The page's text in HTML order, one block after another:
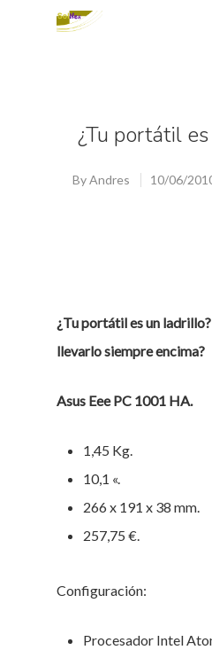
¿Tu portátil
ByAndres 10/06/
¿Tu portátil es un
llevarlo siempre encima?
Asus Eee PC 1001 HA.
1,45 Kg.
10,1 «.
266 x 191 x 38 mm.
257,75 €.
Configuración:
Procesador Intel